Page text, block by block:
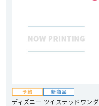
ディズニー ツイステッドワンダ